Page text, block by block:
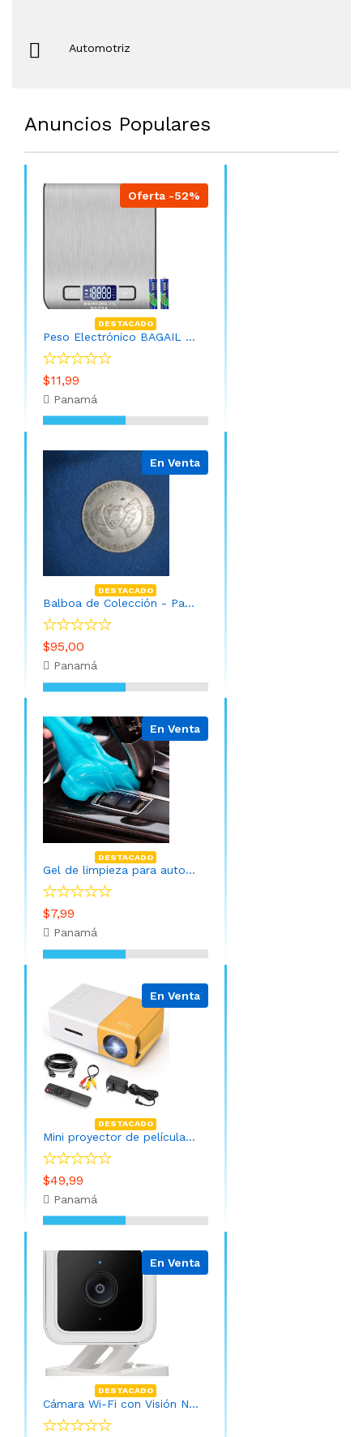
Automotriz
Anuncios Populares
Oferta -52%
DESTACADO
Peso Electrónico BAGAIL - Báscula digital de cocina de acero inoxidable de alta calidad, peso de gramos y onzas para hornear y cocinar
$11,99
Panamá
En Venta
DESTACADO
Balboa de Colección - Panamá año 1982
$95,00
Panamá
En Venta
DESTACADO
Gel de limpieza para automóvil
$7,99
Panamá
En Venta
DESTACADO
Mini proyector de películas portátil con control remoto
$49,99
Panamá
En Venta
DESTACADO
Cámara Wi-Fi con Visión Nocturna (Instalación INCLUIDA y APP)